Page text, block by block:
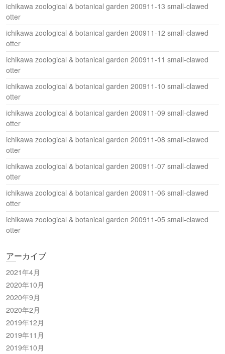
ichikawa zoological & botanical garden 200911-13 small-clawed
otter
ichikawa zoological & botanical garden 200911-12 small-clawed
otter
ichikawa zoological & botanical garden 200911-11 small-clawed
otter
ichikawa zoological & botanical garden 200911-10 small-clawed
otter
ichikawa zoological & botanical garden 200911-09 small-clawed
otter
ichikawa zoological & botanical garden 200911-08 small-clawed
otter
ichikawa zoological & botanical garden 200911-07 small-clawed
otter
ichikawa zoological & botanical garden 200911-06 small-clawed
otter
ichikawa zoological & botanical garden 200911-05 small-clawed
otter
アーカイブ
2021年4月
2020年10月
2020年9月
2020年2月
2019年12月
2019年11月
2019年10月